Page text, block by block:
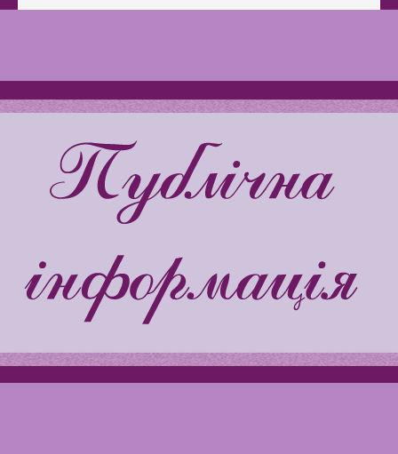
Latter match class
Pool
Play is Our Brain’s Favorite
Way
New Friends Everyday at
Kiddie